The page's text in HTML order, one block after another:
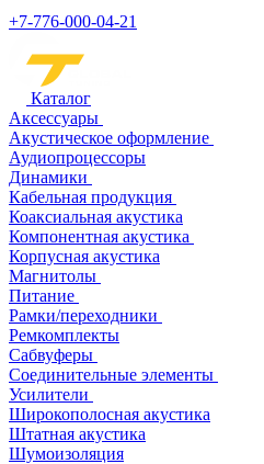
+7-776-000-04-21
Каталог
Аксессуары
Акустическое оформление
Аудиопроцессоры
Динамики
Кабельная продукция
Коаксиальная акустика
Компонентная акустика
Корпусная акустика
Магнитолы
Питание
Рамки/переходники
Ремкомплекты
Сабвуферы
Соединительные элементы
Усилители
Широкополосная акустика
Штатная акустика
Шумоизоляция